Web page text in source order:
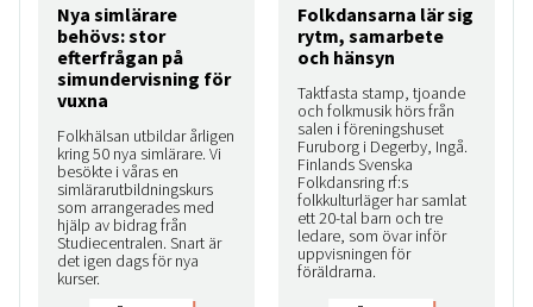
Nya simlärare
behövs: stor
efterfrågan på
simundervisning för
vuxna
Folkhälsan utbildar årligen
kring 50 nya simlärare. Vi
besökte i våras en
simlärarutbildningskurs
som arrangerades med
hjälp av bidrag från
Studiecentralen. Snart är
det igen dags för nya
kurser.
Folkdansarna lär sig
rytm, samarbete
och hänsyn
Taktfasta stamp, tjoande
och folkmusik hörs från
salen i föreningshuset
Furuborg i Degerby, Ingå.
Finlands Svenska
Folkdansring rf:s
folkkulturläger har samlat
ett 20-tal barn och tre
ledare, som övar inför
uppvisningen för
föräldrarna.